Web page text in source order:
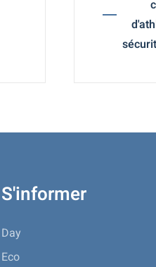
S'informer
Day
Eco